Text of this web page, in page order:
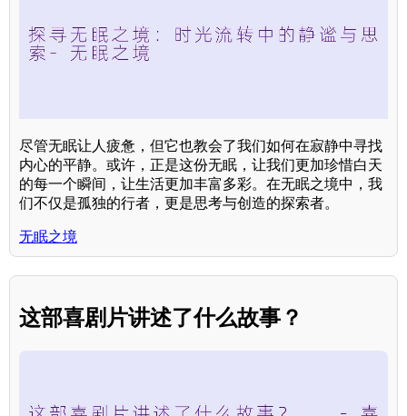
尽管无眠让人疲惫，但它也教会了我们如何在寂静中寻找
内心的平静。或许，正是这份无眠，让我们更加珍惜白天
的每一个瞬间，让生活更加丰富多彩。在无眠之境中，我
们不仅是孤独的行者，更是思考与创造的探索者。
无眠之境
这部喜剧片讲述了什么故事？